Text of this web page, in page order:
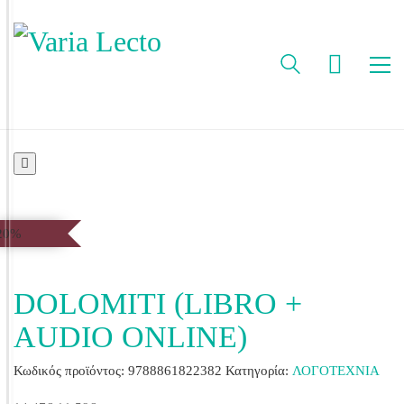
DOLOMITI (LIBRO +
AUDIO ONLINE)
Κωδικός προϊόντος: 9788861822382 Κατηγορία: ΛΟΓΟΤΕΧΝΙΑ